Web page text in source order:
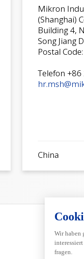
Mikron
(Shanghai)
Building 4,
Song Jiang
Postal
Telefon
China
Pre-